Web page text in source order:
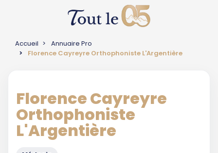
Accueil
Annuaire Pro
Florence Cayreyre Orthophoniste L'Argentière
Florence Cayreyre
Orthophoniste
L'Argentière